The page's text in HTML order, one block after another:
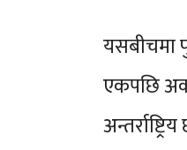
यसबीचमा
एकपछि